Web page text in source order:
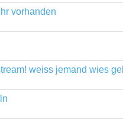
vorhanden
weiss jemand wies